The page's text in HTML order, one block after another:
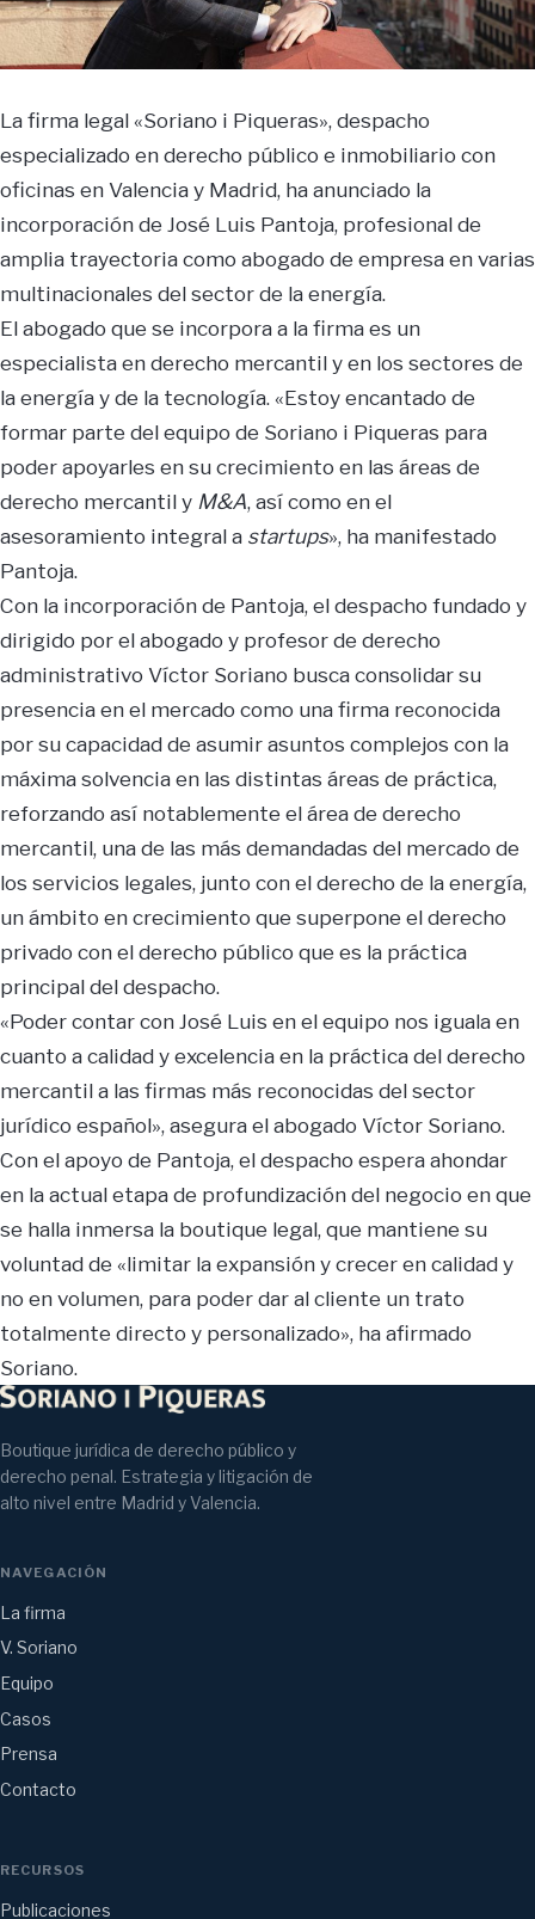
La firma legal «Soriano i Piqueras», despacho
especializado en derecho público e inmobiliario con
oficinas en Valencia y Madrid, ha anunciado la
incorporación de José Luis Pantoja, profesional de
amplia trayectoria como abogado de empresa en varias
multinacionales del sector de la energía.
El abogado que se incorpora a la firma es un
especialista en derecho mercantil y en los sectores de
la energía y de la tecnología. «Estoy encantado de
formar parte del equipo de Soriano i Piqueras para
poder apoyarles en su crecimiento en las áreas de
derecho mercantil y M&A, así como en el
asesoramiento integral a startups», ha manifestado
Pantoja.
Con la incorporación de Pantoja, el despacho fundado y
dirigido por el abogado y profesor de derecho
administrativo Víctor Soriano busca consolidar su
presencia en el mercado como una firma reconocida
por su capacidad de asumir asuntos complejos con la
máxima solvencia en las distintas áreas de práctica,
reforzando así notablemente el área de derecho
mercantil, una de las más demandadas del mercado de
los servicios legales, junto con el derecho de la energía,
un ámbito en crecimiento que superpone el derecho
privado con el derecho público que es la práctica
principal del despacho.
«Poder contar con José Luis en el equipo nos iguala en
cuanto a calidad y excelencia en la práctica del derecho
mercantil a las firmas más reconocidas del sector
jurídico español», asegura el abogado Víctor Soriano.
Con el apoyo de Pantoja, el despacho espera ahondar
en la actual etapa de profundización del negocio en que
se halla inmersa la boutique legal, que mantiene su
voluntad de «limitar la expansión y crecer en calidad y
no en volumen, para poder dar al cliente un trato
totalmente directo y personalizado», ha afirmado
Soriano.
Boutique jurídica de derecho público y
derecho penal. Estrategia y litigación de
alto nivel entre Madrid y Valencia.
NAVEGACIÓN
La firma
V. Soriano
Equipo
Casos
Prensa
Contacto
RECURSOS
Publicaciones